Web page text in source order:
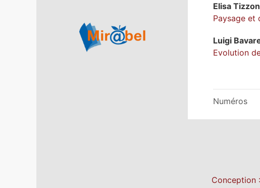
Elisa
Paysage et
Luigi
Evolution
Numéros
Conception